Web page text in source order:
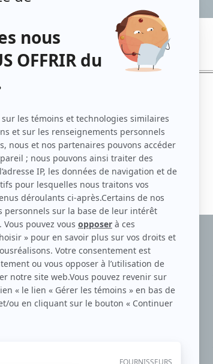
)
(Madeleine)
surnomme parfois «l’encyclopédie de
On peut l’entendre régulièrement